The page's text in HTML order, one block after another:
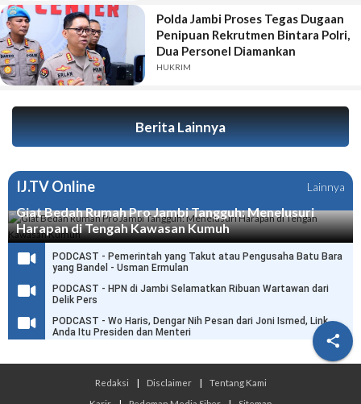

Polda Jambi Proses Tegas Dugaan
Penipuan Rekrutmen Bintara Polri,
Dua Personel Diamankan
HUKRIM
Berita Lainnya
IJ.TV Online Lainnya
Giat Bedah Rumah Pro Jambi Tangguh: Menelusuri
Harapan di Tengah Kawasan Kumuh
PODCAST - Pemerintah yang Takut atau Pengusaha Batu Bara
yang Bandel - Usman Ermulan
PODCAST - HPN di Jambi Selamatkan Ribuan Wartawan dari
Delik Pers
PODCAST - Wo Haris, Dengar Nih Pesan dari Joni Ismed, Link
Anda Itu Presiden dan Menteri
Redaksi | Disclaimer |
Tentang Kami